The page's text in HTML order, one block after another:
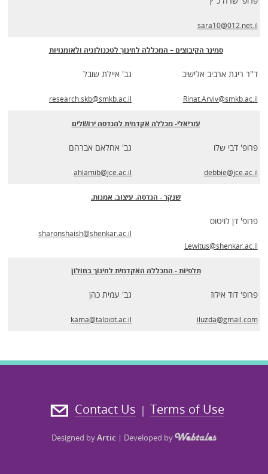
sara10@012.net.il
סמינר הקיבוצים – המכללה לחינוך לטכנולוגיה ולאומנויות
ד"ר רינת ארביב אלישיב
Rinat.Arviv@smkb.ac.il
גב' איילת שובל
research.skb@smkb.ac.il
עזריאלי- מכללה אקדמית להנדסה ירושלים
פרופ' דבי שלו
debbie@jce.ac.il
גב' אחלאם אברהם
ahlamib@jce.ac.il
שנקר - הנדסה. עיצוב. אמנות.
פרופ' דן לויטוס
Lewitus@shenkar.ac.il
sharonshaish@shenkar.ac.il
תלפיות - המכללה האקדמית לחינוך בחולון
פרופ' דוד אילוז
iluzda@gmail.com
גב' עמית כהן
kama@talpiot.ac.il
Terms of Use
|
Contact Us
Designed byArtic | Developed by